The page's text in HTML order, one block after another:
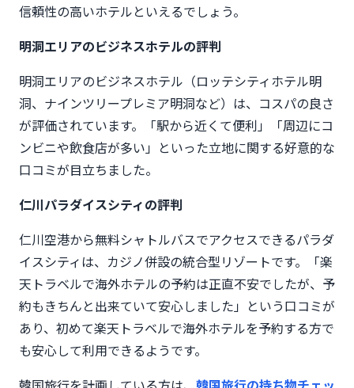
信頼性の高いホテルといえるでしょう。
明洞エリアのビジネスホテルの評判
明洞エリアのビジネスホテル（ロッテシティホテル明
洞、ナインツリープレミア明洞など）は、コスパの良さ
が評価されています。「駅から近くて便利」「周辺にコ
ンビニや飲食店が多い」といった立地に関する好意的な
口コミが目立ちました。
仁川パラダイスシティの評判
仁川空港から無料シャトルバスでアクセスできるパラダ
イスシティは、カジノ併設の統合型リゾートです。「楽
天トラベルで海外ホテルの予約は正直不安でしたが、予
約もきちんと出来ていて安心しました」という口コミが
あり、初めて楽天トラベルで海外ホテルを予約する方で
も安心して利用できるようです。